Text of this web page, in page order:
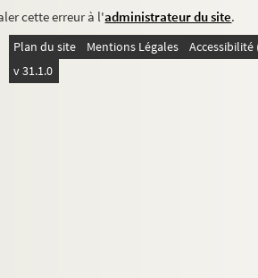
cette erreur à l'administrateur du site.
Plan du site Mentions Légales
v 31.1.0